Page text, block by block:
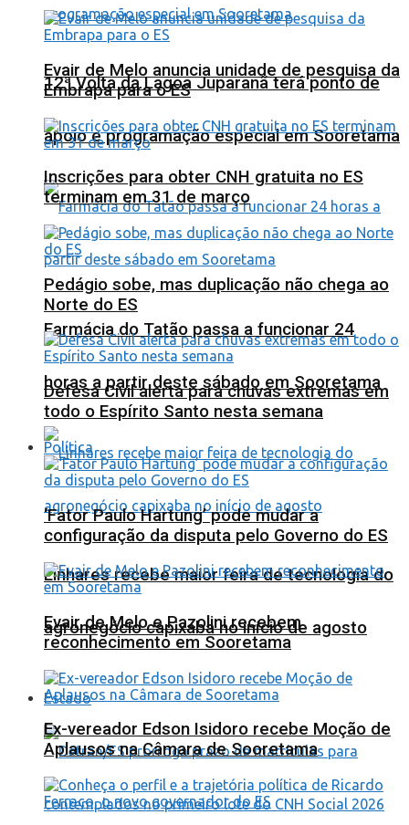
12ª Volta da Lagoa Juparanã terá ponto de
apoio e programação especial em Sooretama
Farmácia do Tatão passa a funcionar 24
horas a partir deste sábado em Sooretama
Linhares recebe maior feira de tecnologia do
agronegócio capixaba no início de agosto
Estado
Evair de Melo anuncia unidade de pesquisa da
Embrapa para o ES
Inscrições para obter CNH gratuita no ES
terminam em 31 de março
Pedágio sobe, mas duplicação não chega ao
Norte do ES
Defesa Civil alerta para chuvas extremas em
todo o Espírito Santo nesta semana
Política
‘Fator Paulo Hartung’ pode mudar a
configuração da disputa pelo Governo do ES
Evair de Melo e Pazolini recebem
reconhecimento em Sooretama
Ex-vereador Edson Isidoro recebe Moção de
Aplausos na Câmara de Sooretama